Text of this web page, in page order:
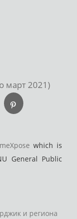
март 2021)
which is
General Public
и региона